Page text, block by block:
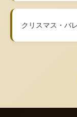
クリスマス・バ